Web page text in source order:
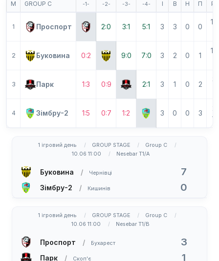
М GROUP C -1- -2- -3- -4- І В Н П
1 Проспорт 2:0 3:1 5:1 3 3 0 0
2 Буковина 0:2 9:0 7:0 3 2 0 1
3 Парк 1:3 0:9 2:1 3 1 0 2
3-
4 Зімбру-2 1:5 0:7 1:2 3 0 0 3
14
1 ігровий день GROUP STAGE
Group C
10.06 11:00
Nesebar T1/A
Буковина Чернівці 7
Зімбру-2 Кишинів 0
1 ігровий день GROUP STAGE
Group C
10.06 11:00
Nesebar T1/B
Проспорт Бухарест 3
Парк Скоп'є 1